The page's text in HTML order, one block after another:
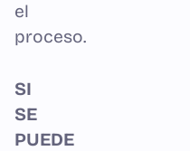
el
proceso.
SI
SE
PUEDE